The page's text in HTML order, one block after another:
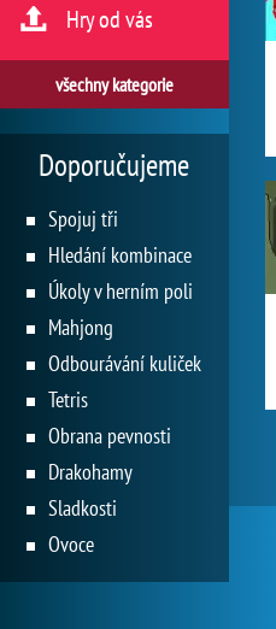
Hry od vás
všechny kategorie
Doporučujeme
Spojuj tři
Hledání kombinace
Úkoly v herním poli
Mahjong
Odbourávání kuliček
Tetris
Obrana pevnosti
Drakohamy
Sladkosti
Ovoce